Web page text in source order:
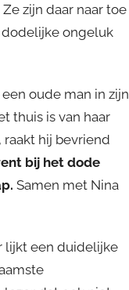
zijn daar naar toe
dodelijke ongeluk
oude man in zijn
thuis is van haar
raakt hij bevriend
bij het dode
Samen met Nina
lijkt een duidelijke